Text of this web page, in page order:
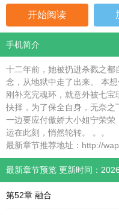
开始阅读
手机简介
十二年前，她被扔进杀戮之都
念，从地狱中走了出来。 本
刚补充完魂环，就意外被七
抉择，为了保全自身，无奈之
一边要应付傲娇大小姐宁荣
运在此刻，悄然轮转。 。。
最新章节推荐地址：http://
最新章节预览 更新时间：
第52章 融合